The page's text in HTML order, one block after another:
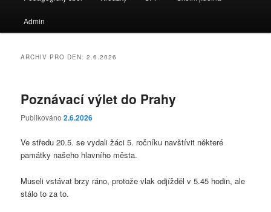
Admin
ARCHIV PRO DEN:2.6.2026
Poznávací výlet do Prahy
Publikováno2.6.2026
Ve středu 20.5. se vydali žáci 5. ročníku navštívit některé
památky našeho hlavního města.
Museli vstávat brzy ráno, protože vlak odjížděl v 5.45 hodin, ale
stálo to za to.